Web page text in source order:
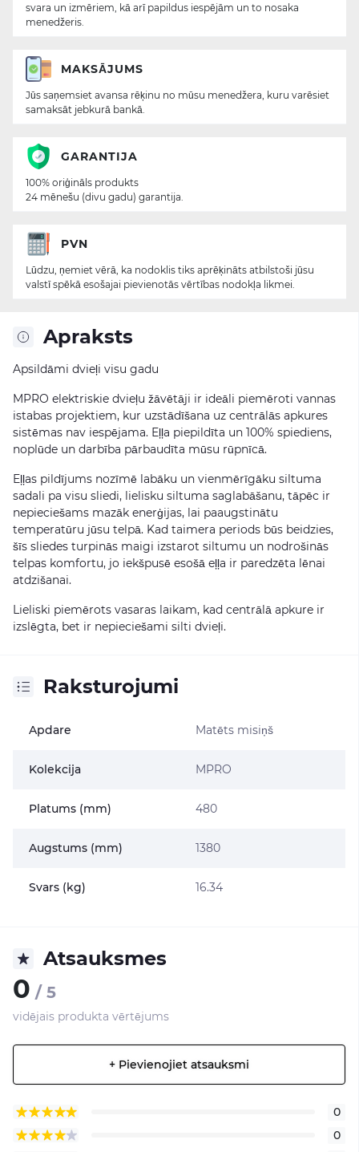
Apraksts
Apsildāmi dvieļi visu gadu
MPRO elektriskie dvieļu žāvētāji ir ideāli piemēroti vannas
istabas projektiem, kur uzstādīšana uz centrālās apkures
sistēmas nav iespējama. Eļļa piepildīta un 100% spiediens,
noplūde un darbība pārbaudīta mūsu rūpnīcā.
Eļļas pildījums nozīmē labāku un vienmērīgāku siltuma
sadali pa visu sliedi, lielisku siltuma saglabāšanu, tāpēc ir
nepieciešams mazāk enerģijas, lai paaugstinātu
temperatūru jūsu telpā. Kad taimera periods būs beidzies,
šīs sliedes turpinās maigi izstarot siltumu un nodrošinās
telpas komfortu, jo iekšpusē esošā eļļa ir paredzēta lēnai
atdzišanai.
Lieliski piemērots vasaras laikam, kad centrālā apkure ir
izslēgta, bet ir nepieciešami silti dvieļi.
Raksturojumi
Apdare Matēts misiņš
Kolekcija MPRO
Platums (mm) 480
Augstums (mm) 1380
Svars (kg) 16.34
Atsauksmes
0 / 5
vidējais produkta vērtējums
+ Pievienojiet atsauksmi
0
0
svara un izmēriem, kā arī papildus iespējām un to nosaka
menedžeris.
MAKSĀJUMS
Jūs saņemsiet avansa rēķinu no mūsu menedžera, kuru varēsiet
samaksāt jebkurā bankā.
GARANTIJA
100% oriģināls produkts
24 mēnešu (divu gadu) garantija.
PVN
Lūdzu, ņemiet vērā, ka nodoklis tiks aprēķināts atbilstoši jūsu
valstī spēkā esošajai pievienotās vērtības nodokļa likmei.